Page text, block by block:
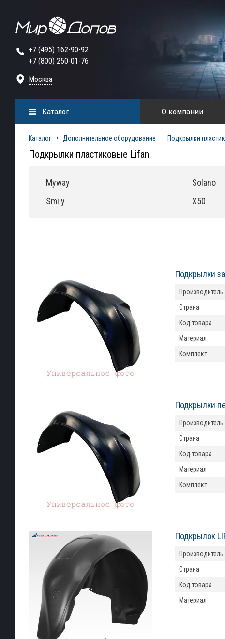
+7 (495) 162-90-92
+7 (800) 250-01-76
Москва
О компании
Каталог
Каталог Дополнительное оборудование Подкрылки
Подкрылки пластиковые Lifan
Myway
Smily
Solano
X50
Подкрылки
Производитель
Страна
Код товара
Материал
Комплект
Подкрылки
Производитель
Страна
Код товара
Материал
Комплект
Подкрылок
Производитель
Страна
Код товара
Материал